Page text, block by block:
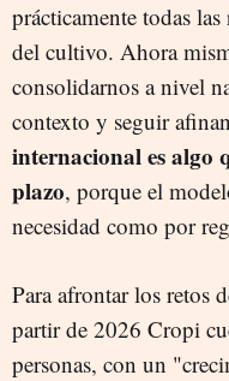
prácticamente todas
del cultivo. Ahora
consolidarnos a nivel
contexto y seguir
internacional es algo
plazo, porque el
necesidad como por
Para afrontar los retos
partir de 2026 Cropi
personas, con un